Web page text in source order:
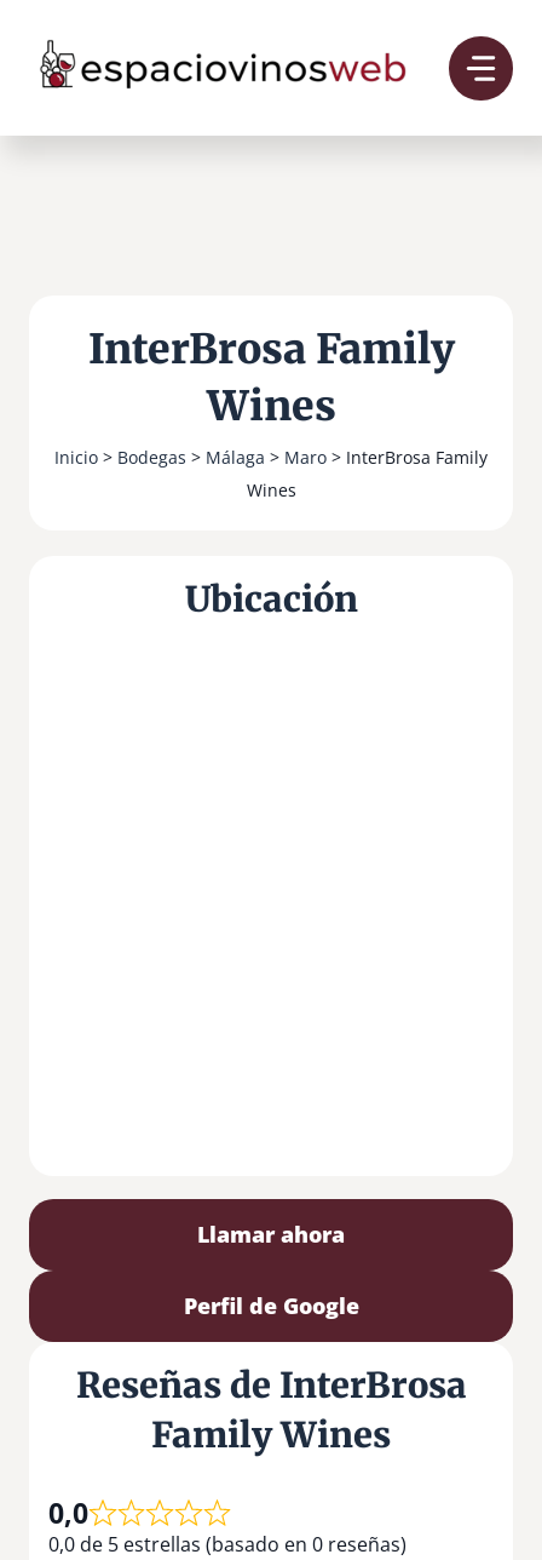
contenido
InterBrosa Family
Wines
Inicio > Bodegas > Málaga > Maro > InterBrosa Family
Wines
Ubicación
Llamar ahora
Perfil de Google
Reseñas de InterBrosa
Family Wines
0,0
0,0 de 5 estrellas (basado en 0 reseñas)